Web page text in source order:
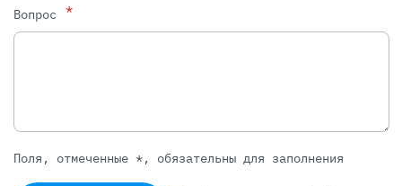
Вопрос *
Поля, отмеченные *, обязательны для заполнения